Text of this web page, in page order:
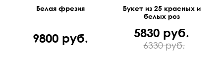
Белая фрезия
9800 руб.
Букет из 25 красных и
белых роз
5830 руб.
6330 руб.